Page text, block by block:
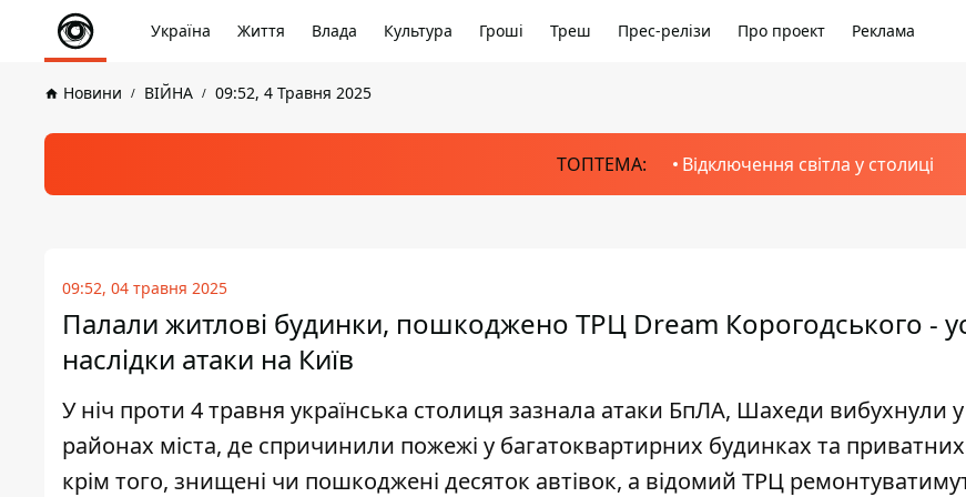
Україна Життя Влада Культура Гроші Треш Прес-релізи Про проект Реклама
Новини ВІЙНА 09:52, 4 Травня 2025
ТОПТЕМА: Відключення світла у столиці
09:52, 04 травня 2025
Палали житлові будинки, пошкоджено ТРЦ Dream Корогодського -
наслідки атаки на Київ
У ніч проти 4 травня українська столиця зазнала атаки БпЛА, Шахеди вибухнули
районах міста, де спричинили пожежі у багатоквартирних будинках та приватних
крім того, знищені чи пошкоджені десяток автівок, а відомий ТРЦ